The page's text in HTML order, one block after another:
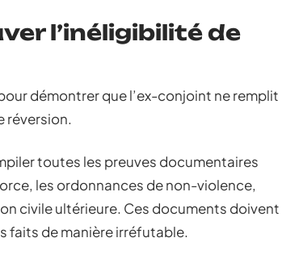
l’inéligibilité de
démontrer que l’ex-conjoint ne remplit
réversion.
toutes les preuves documentaires
les ordonnances de non-violence,
civile ultérieure. Ces documents doivent
faits de manière irréfutable.